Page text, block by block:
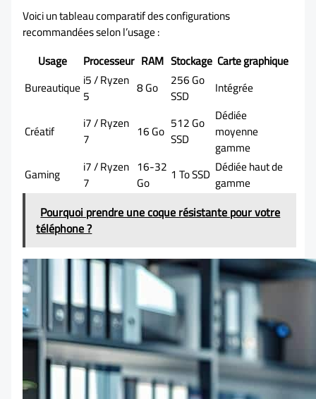
Voici un tableau comparatif des configurations
recommandées selon l’usage :
Usage
Processeur RAM Stockage Carte graphique
Bureautiquei5 / Ryzen
5 8 Go 256 Go
SSD Intégrée
Créatif i7 / Ryzen
7 16 Go 512 Go
SSD
Dédiée
moyenne
gamme
Gaming
i7 / Ryzen
7
16-32
Go 1 To SSD Dédiée haut de
gamme
Pourquoi prendre une coque résistante pour votre
téléphone ?